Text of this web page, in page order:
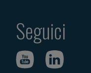
Seguici